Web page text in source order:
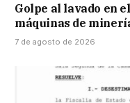
Golpe al lavado en
máquinas de
7 de agosto de 2026